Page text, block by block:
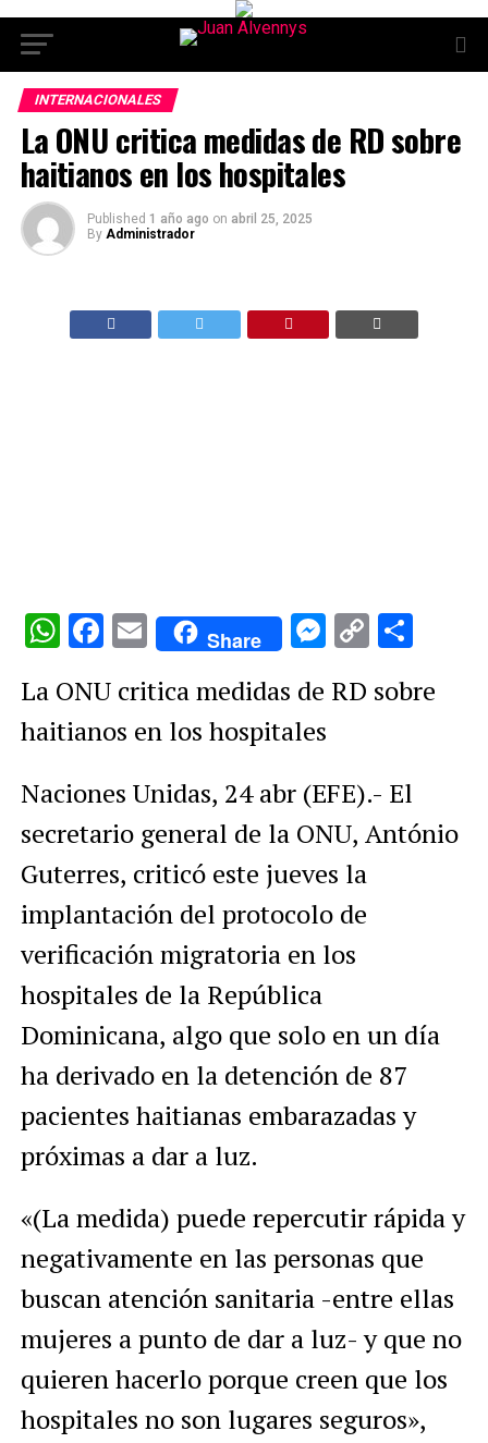
INTERNACIONALES
La ONU critica medidas de RD sobre
haitianos en los hospitales
Published 1 año ago on abril 25, 2025
By Administrador
WhatsApp
Facebook
EmailShare
Copy
La ONU critica medidas de RD sobre
haitianos en los hospitales
Naciones Unidas, 24 abr (EFE).- El
secretario general de la ONU, António
Guterres, criticó este jueves la
implantación del protocolo de
verificación migratoria en los
hospitales de la República
Dominicana, algo que solo en un día
ha derivado en la detención de 87
pacientes haitianas embarazadas y
próximas a dar a luz.
«(La medida) puede repercutir rápida y
negativamente en las personas que
buscan atención sanitaria -entre ellas
mujeres a punto de dar a luz- y que no
quieren hacerlo porque creen que los
hospitales no son lugares seguros»,